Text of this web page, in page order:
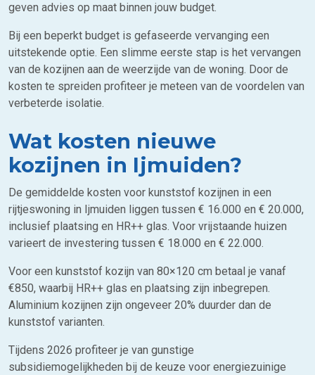
geven advies op maat binnen jouw budget.
Bij een beperkt budget is gefaseerde vervanging een
uitstekende optie. Een slimme eerste stap is het vervangen
van de kozijnen aan de weerzijde van de woning. Door de
kosten te spreiden profiteer je meteen van de voordelen van
verbeterde isolatie.
Wat kosten nieuwe
kozijnen in Ijmuiden?
De gemiddelde kosten voor kunststof kozijnen in een
rijtjeswoning in Ijmuiden liggen tussen € 16.000 en € 20.000,
inclusief plaatsing en HR++ glas. Voor vrijstaande huizen
varieert de investering tussen € 18.000 en € 22.000.
Voor een kunststof kozijn van 80×120 cm betaal je vanaf
€850, waarbij HR++ glas en plaatsing zijn inbegrepen.
Aluminium kozijnen zijn ongeveer 20% duurder dan de
kunststof varianten.
Tijdens 2026 profiteer je van gunstige
subsidiemogelijkheden bij de keuze voor energiezuinige